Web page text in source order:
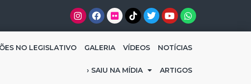
NO LEGISLATIVO GALERIA VÍDEOS NOTÍCIAS
› SAIU NA MÍDIA ARTIGOS